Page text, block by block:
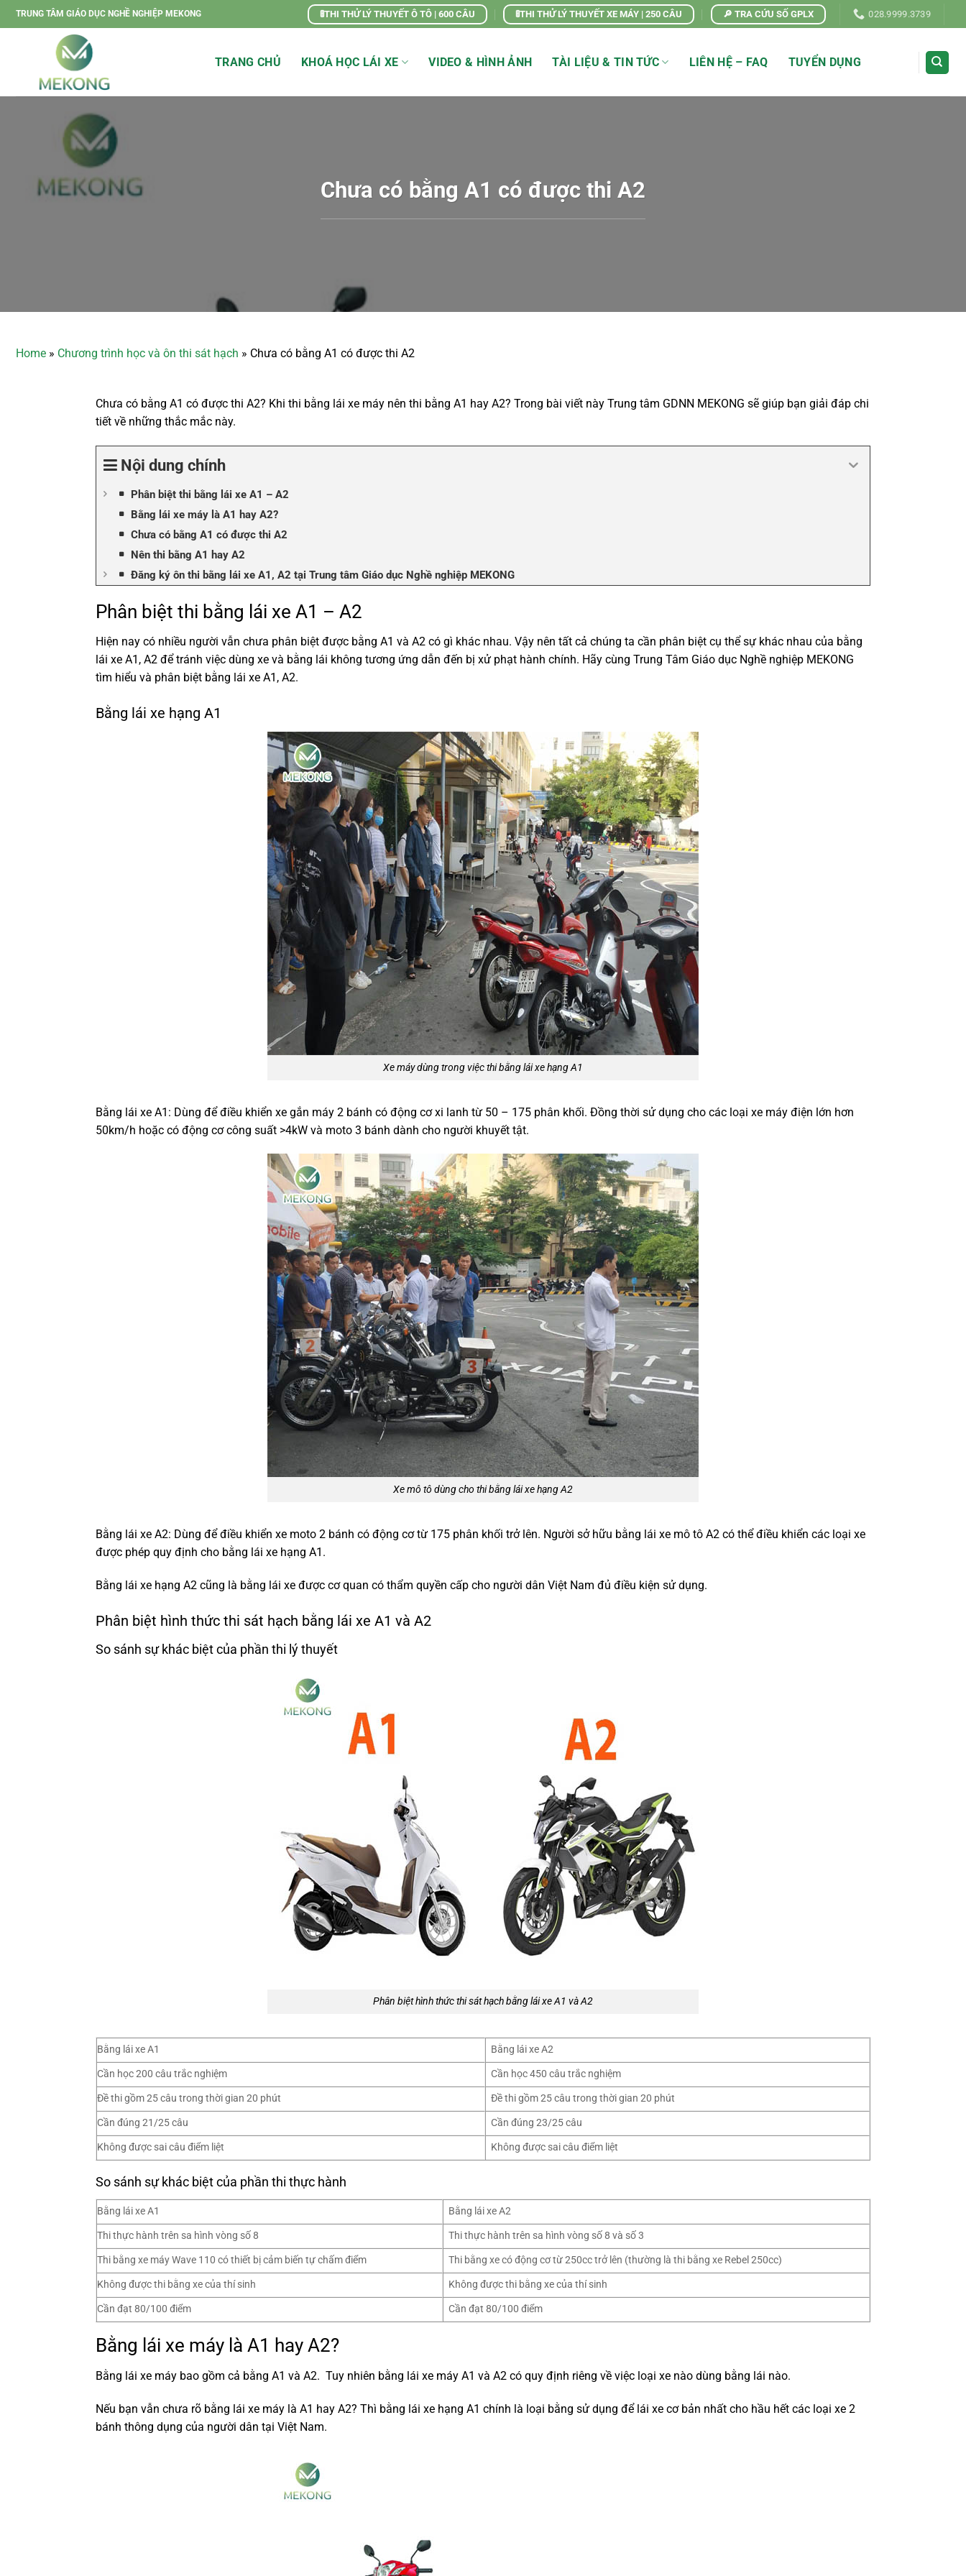
Chuyển
đến
TRUNG TÂM GIÁO DỤC NGHỀ NGHIỆP MEKONG 🚦THI THỬ LÝ THUYẾT Ô TÔ | 600 CÂU 🚦THI THỬ LÝ THUYẾT XE MÁY | 250 CÂU 🔎 TRA CỨU SỐ GPLX 028.9999.3739
TRANG CHỦ KHOÁ HỌC LÁI XE VIDEO & HÌNH ẢNH TÀI LIỆU & TIN TỨC LIÊN HỆ – FAQ TUYỂN DỤNG
Chưa có bằng A1 có được thi A2
Home » Chương trình học và ôn thi sát hạch » Chưa có bằng A1 có được thi A2
Chưa có bằng A1 có được thi A2? Khi thi bằng lái xe máy nên thi bằng A1 hay A2? Trong bài viết này Trung tâm GDNN MEKONG sẽ giúp bạn giải đáp chi
tiết về những thắc mắc này.
Nội dung chính
Phân biệt thi bằng lái xe A1 – A2
Bằng lái xe máy là A1 hay A2?
Chưa có bằng A1 có được thi A2
Nên thi bằng A1 hay A2
Đăng ký ôn thi bằng lái xe A1, A2 tại Trung tâm Giáo dục Nghề nghiệp MEKONG
Phân biệt thi bằng lái xe A1 – A2
Hiện nay có nhiều người vẫn chưa phân biệt được bằng A1 và A2 có gì khác nhau. Vậy nên tất cả chúng ta cần phân biệt cụ thể sự khác nhau của bằng
lái xe A1, A2 để tránh việc dùng xe và bằng lái không tương ứng dẫn đến bị xử phạt hành chính. Hãy cùng Trung Tâm Giáo dục Nghề nghiệp MEKONG
tìm hiểu và phân biệt bằng lái xe A1, A2.
Bằng lái xe hạng A1
Xe máy dùng trong việc thi bằng lái xe hạng A1
Bằng lái xe A1: Dùng để điều khiển xe gắn máy 2 bánh có động cơ xi lanh từ 50 – 175 phân khối. Đồng thời sử dụng cho các loại xe máy điện lớn hơn
50km/h hoặc có động cơ công suất >4kW và moto 3 bánh dành cho người khuyết tật.
Xe mô tô dùng cho thi bằng lái xe hạng A2
Bằng lái xe A2: Dùng để điều khiển xe moto 2 bánh có động cơ từ 175 phân khối trở lên. Người sở hữu bằng lái xe mô tô A2 có thể điều khiển các loại xe
được phép quy định cho bằng lái xe hạng A1.
Bằng lái xe hạng A2 cũng là bằng lái xe được cơ quan có thẩm quyền cấp cho người dân Việt Nam đủ điều kiện sử dụng.
Phân biệt hình thức thi sát hạch bằng lái xe A1 và A2
So sánh sự khác biệt của phần thi lý thuyết
Phân biệt hình thức thi sát hạch bằng lái xe A1 và A2
Bằng lái xe A1
Bằng lái xe A2
Cần học 200 câu trắc nghiệm
Cần học 450 câu trắc nghiệm
Đề thi gồm 25 câu trong thời gian 20 phút
Đề thi gồm 25 câu trong thời gian 20 phút
Cần đúng 21/25 câu
Cần đúng 23/25 câu
Không được sai câu điểm liệt
Không được sai câu điểm liệt
So sánh sự khác biệt của phần thi thực hành
Bằng lái xe A1
Bằng lái xe A2
Thi thực hành trên sa hình vòng số 8
Thi thực hành trên sa hình vòng số 8 và số 3
Thi bằng xe máy Wave 110 có thiết bị cảm biến tự chấm điểm
Thi bằng xe có động cơ từ 250cc trở lên (thường là thi bằng xe Rebel 250cc)
Không được thi bằng xe của thí sinh
Không được thi bằng xe của thí sinh
Cần đạt 80/100 điểm
Cần đạt 80/100 điểm
Bằng lái xe máy là A1 hay A2?
Bằng lái xe máy bao gồm cả bằng A1 và A2. Tuy nhiên bằng lái xe máy A1 và A2 có quy định riêng về việc loại xe nào dùng bằng lái nào.
Nếu bạn vẫn chưa rõ bằng lái xe máy là A1 hay A2? Thì bằng lái xe hạng A1 chính là loại bằng sử dụng để lái xe cơ bản nhất cho hầu hết các loại xe 2
bánh thông dụng của người dân tại Việt Nam.